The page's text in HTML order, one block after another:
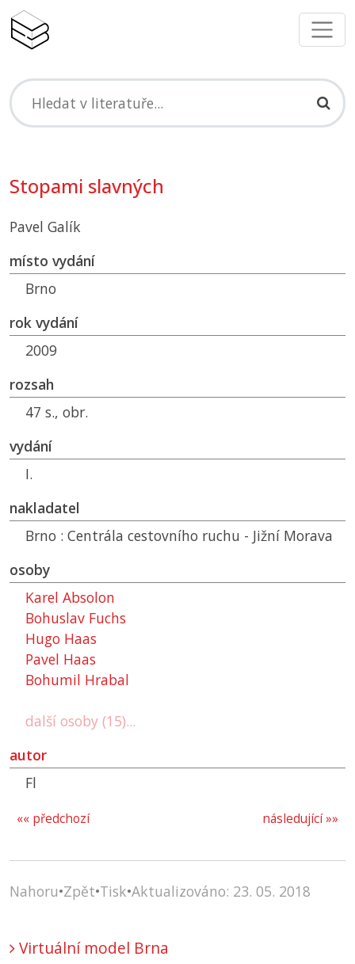
Stopami slavných
Pavel Galík
místo vydání
Brno
rok vydání
2009
rozsah
47 s., obr.
vydání
I.
nakladatel
Brno : Centrála cestovního ruchu - Jižní Morava
osoby
Karel Absolon
Bohuslav Fuchs
Hugo Haas
Pavel Haas
Bohumil Hrabal
další osoby (15)...
autor
Fl
následující »»
«« předchozí
Nahoru•Zpět•Tisk•Aktualizováno: 23. 05. 2018
Virtuální model Brna